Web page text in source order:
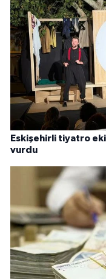
Eskişehirli tiyatro
vurdu